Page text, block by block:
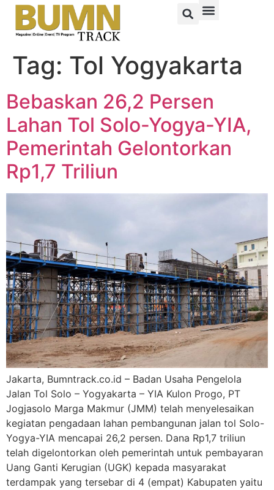
Tag: Tol Yogyakarta
Bebaskan 26,2 Persen
Lahan Tol Solo-Yogya-YIA,
Pemerintah Gelontorkan
Rp1,7 Triliun
Jakarta, Bumntrack.co.id – Badan Usaha Pengelola
Jalan Tol Solo – Yogyakarta – YIA Kulon Progo, PT
Jogjasolo Marga Makmur (JMM) telah menyelesaikan
kegiatan pengadaan lahan pembangunan jalan tol Solo-
Yogya-YIA mencapai 26,2 persen. Dana Rp1,7 triliun
telah digelontorkan oleh pemerintah untuk pembayaran
Uang Ganti Kerugian (UGK) kepada masyarakat
terdampak yang tersebar di 4 (empat) Kabupaten yaitu